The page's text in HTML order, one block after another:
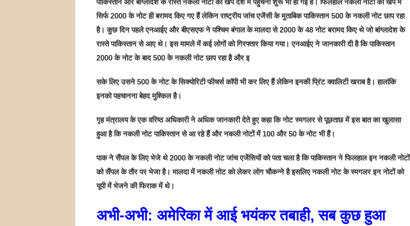
पाकिस्तान और बांग्लादेश के रास्ते नकली नोटों की खेंप देश में पहुंचनी शुरू भी हो गई है। फिलहाल नकली नोटों की खेंप में
सिर्फ 2000 के नोट ही बरामद किए गए हैं लेकिन राष्ट्रीय जांच एजेंसी के मुताबिक पाकिस्तान 500 के नकली नोट छाप रहा
है। कुछ दिन पहले एनआईए और बीएसएफ ने पश्चिम बंगाल के मालदा से 2000 के 48 नोट बरामद किए थे जो बांग्लादेश के
रास्ते पाकिस्तान से आए थे। इस मामले में कई लोगों को गिरफ्तार किया गया। एनआईए ने जानकारी दी है कि पाकिस्तान
2000 के नोट के बाद 500 के नकली नोट छाप रहा है और इ
सके लिए उसने 500 के नोट के सिक्योरिटी फीचर्स कॉपी भी कर लिए हैं लेकिन इनकी प्रिंट क्वालिटी खराब है। हालांकि
इनको पहचानना बेहद मुश्किल है।
गृह मंत्रालय के एक वरिष्ठ अधिकारी ने अधिक जानकारी देते हुए कहा कि नोट स्मगलर से पूछताछ में इस बात का खुलासा
हुआ है कि नकली नोट पाकिस्तान से आ रहे हैं और नकली नोटों में 100 और 50 के नोट भी हैं।
पाक ने सैंपल के लिए भेजे थे 2000 के नकली नोट जांच एजेंसियों को पता चला है कि पाकिस्तान ने फिलहाल इन नकली नोटों
को सैंपल के तौर पर भेजा है। मालदा में नकली नोट को लेकर लोग चौकन्ने है इसलिए नकली नोट के स्मगलर इन नोटों को
यूपी में भेजने की फिराक में थे।
अभी-अभी: अमेरिका में आई भयंकर तबाही, सब कुछ हुआ